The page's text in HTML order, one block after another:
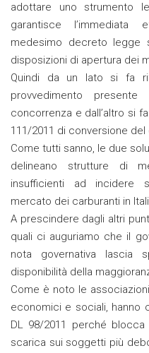
adottare uno strumento
garantisce l’immediata
medesimo decreto legge
disposizioni di apertura dei
Quindi da un lato si fa
provvedimento
concorrenza e dall’altro si
111/2011 di conversione del
Come tutti sanno, le due
delineano strutture di
insufficienti ad incidere
mercato dei carburanti in
A prescindere dagli altri
quali ci auguriamo che il
nota governativa lascia
disponibilità della
Come è noto le
economici e sociali, hanno
DL 98/2011 perché
scarica sui soggetti più